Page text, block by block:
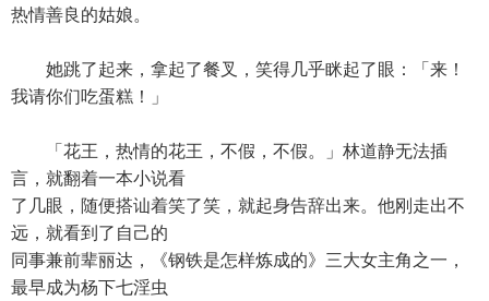
热情善良的姑娘。
她跳了起来，拿起了餐叉，笑得几乎眯起了眼：「来！
我请你们吃蛋糕！」
「花王，热情的花王，不假，不假。」林道静无法插
言，就翻着一本小说看
了几眼，随便搭讪着笑了笑，就起身告辞出来。他刚走出不
远，就看到了自己的
同事兼前辈丽达，《钢铁是怎样炼成的》三大女主角之一，
最早成为杨下七淫虫